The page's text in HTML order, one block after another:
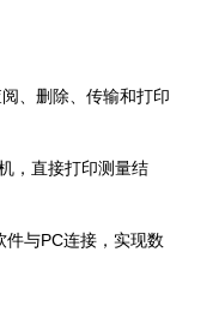
、删除、传输和打印
，直接打印测量结
与PC连接，实现数